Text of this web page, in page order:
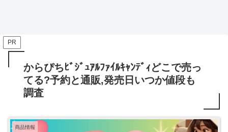
PR
からぴちﾋﾞｼﾞｭｱﾙﾌｧｲﾙｷｬﾝﾃﾞｨどこで売っ
てる?予約と通販,発売日いつか値段も
調査
商品情報